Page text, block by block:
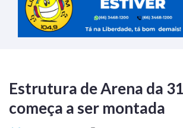
Estrutura de Arena da
começa a ser montada